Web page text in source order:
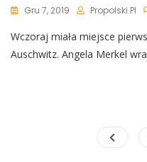
Gru 7, 2019 Propolski.pl
Wczoraj miała miejsce
Auschwitz. Angela Merkel